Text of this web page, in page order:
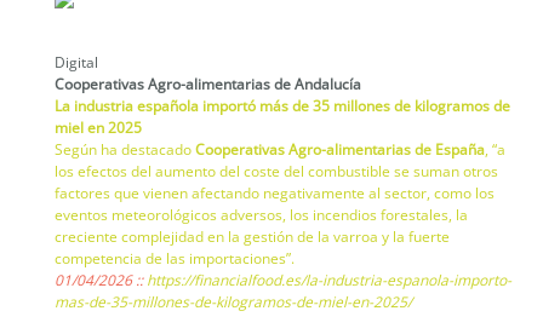
Digital
Cooperativas Agro-alimentarias de Andalucía
La industria española importó más de 35 millones de kilogramos de
miel en 2025
Según ha destacadoCooperativas Agro-alimentarias de España, “a
los efectos del aumento del coste del combustible se suman otros
factores que vienen afectando negativamente al sector, como los
eventos meteorológicos adversos, los incendios forestales, la
creciente complejidad en la gestión de la varroa y la fuerte
competencia de las importaciones”.
01/04/2026 ::https://financialfood.es/la-industria-espanola-importo-
mas-de-35-millones-de-kilogramos-de-miel-en-2025/